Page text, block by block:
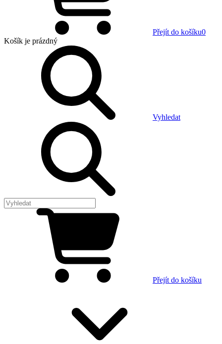
Přejít do košíku0
Košík je prázdný
Vyhledat
Přejít do košíku